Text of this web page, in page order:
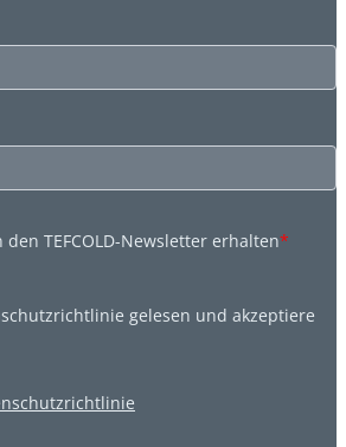
den TEFCOLD-Newsletter erhalten*
gelesen und akzeptiere